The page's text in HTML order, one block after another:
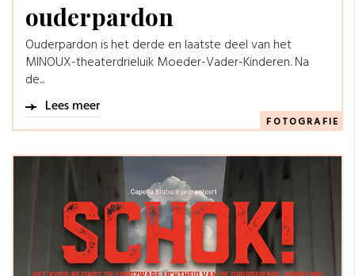
ouderpardon
Ouderpardon is het derde en laatste deel van het
MINOUX-theaterdrieluik Moeder-Vader-Kinderen. Na
de...
Lees meer
FOTOGRAFIE